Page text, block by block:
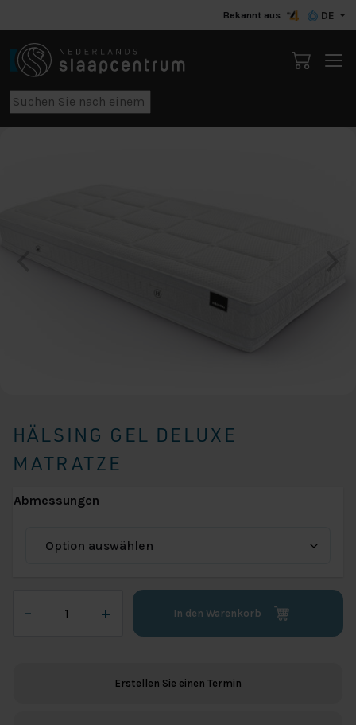
Bekannt aus DE
HÄLSING GEL DELUXE
MATRATZE
Abmessungen
–
Gel
+ In den Warenkorb
Erstellen Sie einen Termin